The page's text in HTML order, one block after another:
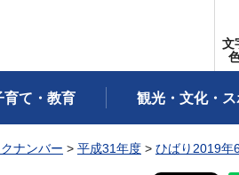
文
育て・教育 観光・文化・
ナンバー > 平成31年度 > ひばり2019年